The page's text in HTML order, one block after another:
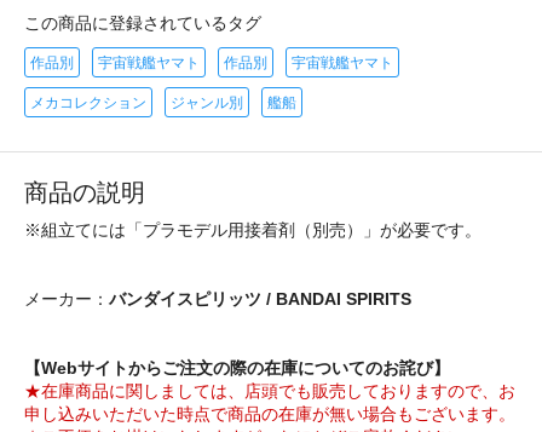
この商品に登録されているタグ
作品別 宇宙戦艦ヤマト 作品別 宇宙戦艦ヤマト
メカコレクション ジャンル別 艦船
商品の説明
※組立てには「プラモデル用接着剤（別売）」が必要です。
メーカー： バンダイスピリッツ / BANDAI SPIRITS
【Webサイトからご注文の際の在庫についてのお詫び】
★在庫商品に関しましては、店頭でも販売しておりますので、お
申し込みいただいた時点で商品の在庫が無い場合もございます。